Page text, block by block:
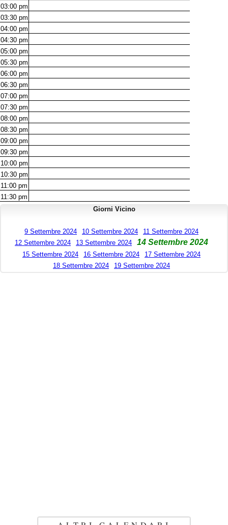
03:00 pm
03:30 pm
04:00 pm
04:30 pm
05:00 pm
05:30 pm
06:00 pm
06:30 pm
07:00 pm
07:30 pm
08:00 pm
08:30 pm
09:00 pm
09:30 pm
10:00 pm
10:30 pm
11:00 pm
11:30 pm
Giorni Vicino
9 Settembre 2024 10 Settembre 2024
11 Settembre 2024
12 Settembre 2024
13 Settembre 2024 14 Settembre 2024
15 Settembre 2024 16 Settembre 2024
17 Settembre 2024
18 Settembre 2024
19 Settembre 2024